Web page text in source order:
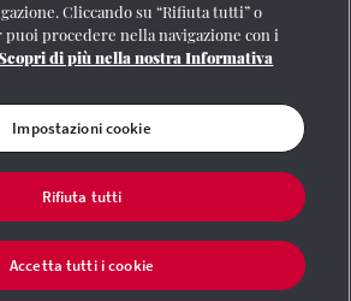
informazioni
n° 204/2009
|Credits | Protezione dei dati personali
Partita
Cliccando su “Rifiuta tutti” o
procedere nella navigazione con i
di più nella nostra Informativa
Impostazioni cookie
Rifiuta tutti
Accetta tutti i cookie